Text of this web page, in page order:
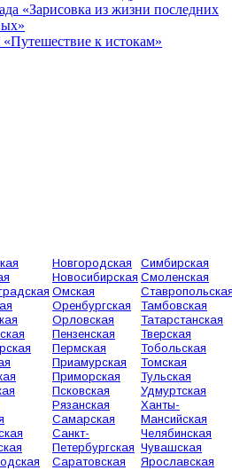
«Зарисовка из жизни последних
к истокам»
Новгородская
Новосибирская
Омская
Оренбургская
Орловская
Пензенская
Пермская
Приамурская
Приморская
Псковская
Рязанская
Самарская
Санкт-
Петербургская
Саратовская
Симбирская
Смоленская
Тамбовская
Татарстанская
Тверская
Тобольская
Томская
Тульская
Удмуртская
Ханты-
Мансийская
Челябинская
Чувашская
Ярославская